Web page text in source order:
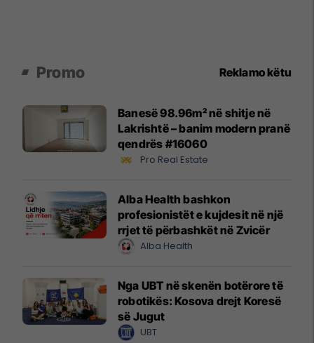
Promo Reklamo këtu
Banesë 98.96m² në shitje në
Lakrishtë – banim modern pranë
qendrës #16060
Pro Real Estate
Alba Health bashkon
profesionistët e kujdesit në një
rrjet të përbashkët në Zvicër
Alba Health
Nga UBT në skenën botërore të
robotikës: Kosova drejt Koresë
së Jugut
UBT